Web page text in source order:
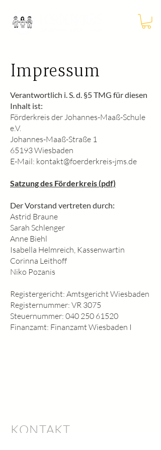
Impressum
Verantwortlich i. S. d. §5 TMG für diesen
Inhalt ist:
Förderkreis der Johannes-Maaß-Schule
e.V.
Johannes-Maaß-Straße 1
65193 Wiesbaden
E-Mail: kontakt@foerderkreis-jms.de
Satzung des Förderkreis (pdf)
Der Vorstand vertreten durch:
Astrid Braune
Sarah Schlenger
Anne Biehl
Isabella Helmreich, Kassenwartin
Corinna Leithoff
Niko Pozanis
Registergericht: Amtsgericht Wiesbaden
Registernummer: VR 3075
Steuernummer: 040 250 61520
Finanzamt: Finanzamt Wiesbaden I
KONTAKT